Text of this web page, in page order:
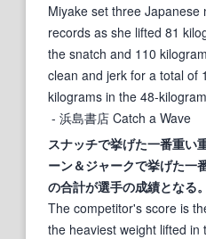
Miyake set three Japanese
records as she lifted 81
the snatch and 110
clean and jerk for a total of
kilograms in the 48-
- 浜島書店 Catch a Wave
スナッチで挙げた一番重い
ーン＆ジャークで挙げた一
の合計が選手の成績となる。
The competitor's score is
the heaviest weight lifted in